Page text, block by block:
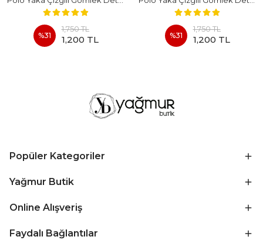
%31
1,750 TL
1,200 TL %31
1,750 TL
1,200 TL
Popüler Kategoriler
Yağmur Butik
Online Alışveriş
Faydalı Bağlantılar